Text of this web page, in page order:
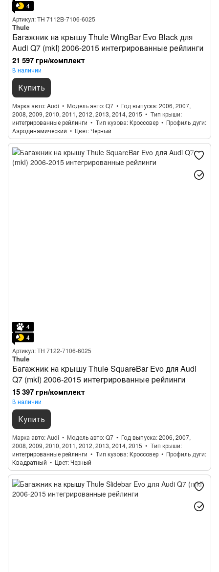
4
Артикул: TH 7112B-7106-6025
Thule
Багажник на крышу Thule WingBar Evo Black для
Audi Q7 (mkI) 2006-2015 интегрированные рейлинги
21 597 грн/комплект
В наличии
Купить
Марка авто Audi Модель авто Q7 Год выпуска 2006, 2007,
2008, 2009, 2010, 2011, 2012, 2013, 2014, 2015
Тип крыши
интегрированные рейлинги
Тип кузова Кроссовер
Профиль дуги
Аэродинамический
Цвет Черный
4
4
Артикул: TH 7122-7106-6025
Thule
Багажник на крышу Thule SquareBar Evo для Audi
Q7 (mkI) 2006-2015 интегрированные рейлинги
15 397 грн/комплект
В наличии
Купить
Марка авто Audi Модель авто Q7 Год выпуска 2006, 2007,
2008, 2009, 2010, 2011, 2012, 2013, 2014, 2015
Тип крыши
интегрированные рейлинги
Тип кузова Кроссовер
Профиль дуги
Квадратный
Цвет Черный